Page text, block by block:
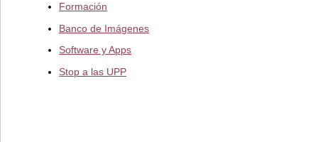
Formación
Banco de Imágenes
Software y Apps
Stop a las UPP